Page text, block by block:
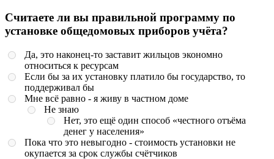
Считаете ли вы правильной программу по
установке общедомовых приборов учёта?
Да, это наконец-то заставит жильцов экономно
относиться к ресурсам
Если бы за их установку платило бы государство, то
поддерживал бы
Мне всё равно - я живу в частном доме
Не знаю
Нет, это ещё один способ «честного отъёма
денег у населения»
Пока что это невыгодно - стоимость установки не
окупается за срок службы счётчиков